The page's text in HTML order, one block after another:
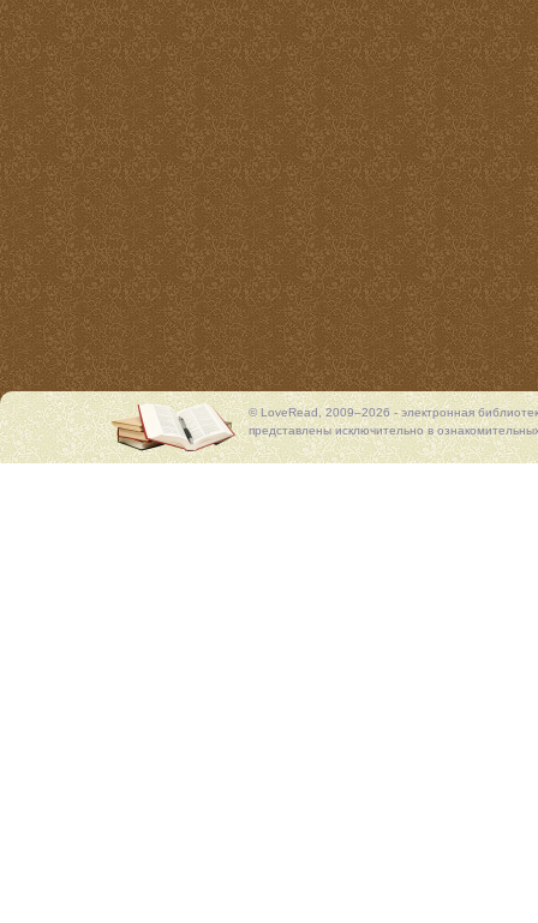
© LoveRead, 2009–2026 - электронная
представлены исключительно в